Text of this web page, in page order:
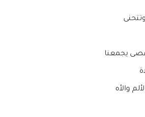
يجمعنا
والأه